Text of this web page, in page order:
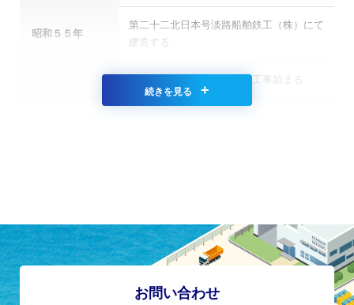
昭和５５年
第二十二北日本号淡路船舶鉄工（株）にて
建造する
むつ小川原港南防波堤築造工事始まる
昭和５９年
第七北日本号（移動式コンベヤー船８０
０）北日本造船（株）にて建造する
４)
お問い合わせ